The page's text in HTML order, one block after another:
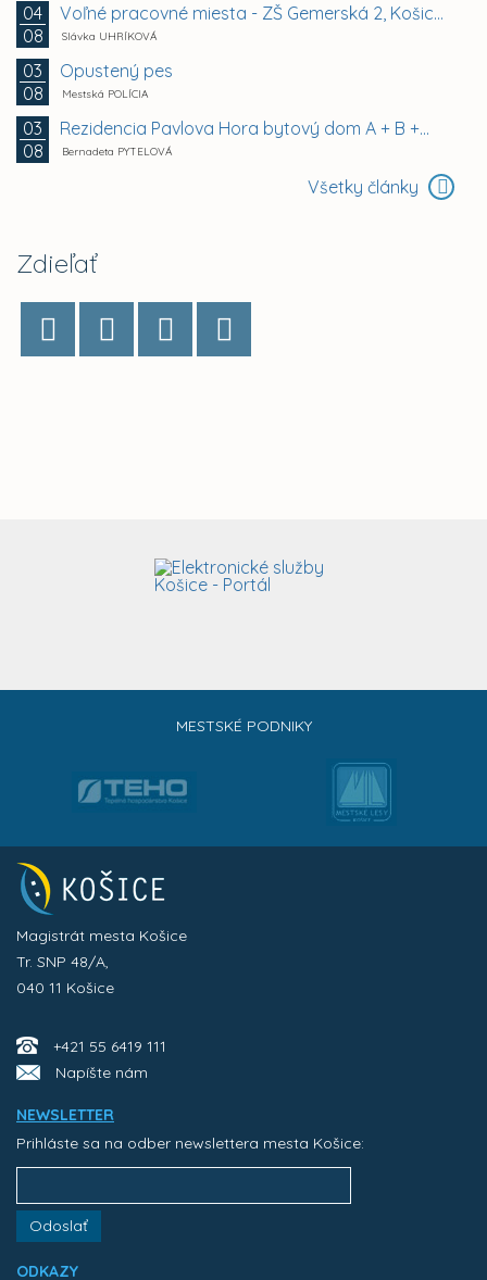
04
08
Voľné pracovné miesta - ZŠ Gemerská 2, Košice -...
Slávka UHRÍKOVÁ
03
08
Opustený pes
Mestská POLÍCIA
03
08
Rezidencia Pavlova Hora bytový dom A + B +...
Bernadeta PYTELOVÁ
Všetky články
Zdieľať
MESTSKÉ PODNIKY
Magistrát mesta Košice
Tr. SNP 48/A,
040 11 Košice
+421 55 6419 111
Napíšte nám
NEWSLETTER
Prihláste sa na odber newslettera mesta Košice:
Odoslať
ODKAZY